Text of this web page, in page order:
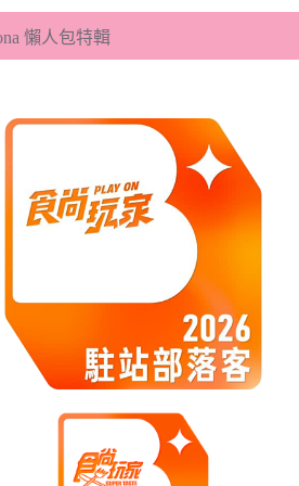
懶人包特輯